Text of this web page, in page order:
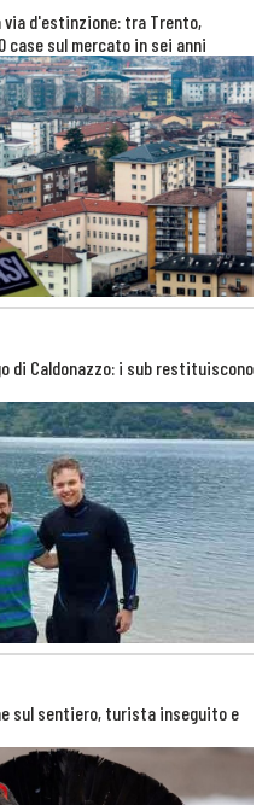
d'estinzione: tra Trento,
case sul mercato in sei anni
di Caldonazzo: i sub restituiscono
sul sentiero, turista inseguito e